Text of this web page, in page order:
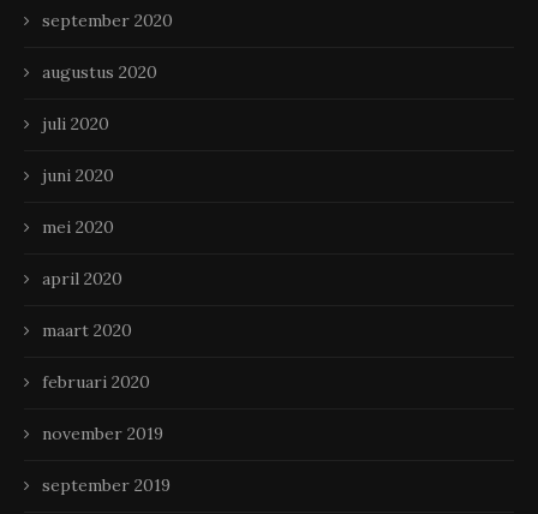
september 2020
augustus 2020
juli 2020
juni 2020
mei 2020
april 2020
maart 2020
februari 2020
november 2019
september 2019